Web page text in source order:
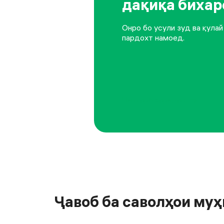
дақиқа
Онро бо усули зуд ва
пардохт намоед.
Ҷавоб ба саволҳои